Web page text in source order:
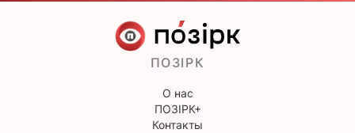
ПОЗІРК
О нас
ПОЗІРК+
Контакты